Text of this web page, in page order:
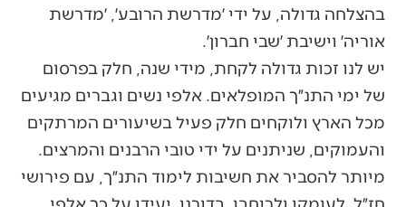
בהצלחה גדולה, על ידי ׳מדרשת הרובע׳, ׳מדרשת
אוריה׳ וישיבת ׳שבי חברון׳.
יש לנו זכות גדולה לקחת, מידי שנה, חלק בפרסום
של ימי התנ״ך המופלאים. אלפי נשים וגברים מגיעים
מכל הארץ ולוקחים חלק פעיל בשיעורים המרתקים
והעמוקים, שניתנים על ידי טובי הרבנים והמרצים.
מיותר להסביר את חשיבות לימוד התנ״ך, עם פירושי